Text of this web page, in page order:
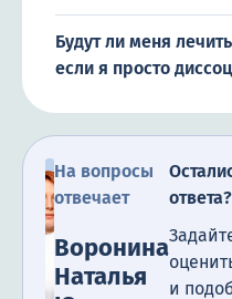
Будут ли меня
если я просто
На вопросы
отвечает
Воронина
Наталья
ответа?
и